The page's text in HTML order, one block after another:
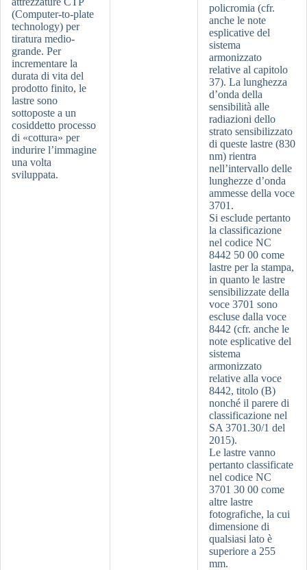
(Computer-to-plate
technology) per
tiratura medio-
grande. Per
incrementare la
durata di vita del
prodotto finito, le
lastre sono
sottoposte a un
cosiddetto processo
di «cottura» per
indurire l’immagine
una volta
sviluppata.
policromia (cfr.
anche le note
esplicative del
sistema
armonizzato
relative al capitolo
37). La lunghezza
d’onda della
sensibilità alle
radiazioni dello
strato sensibilizzato
di queste lastre (830
nm) rientra
nell’intervallo delle
lunghezze d’onda
ammesse della voce
3701.
Si esclude pertanto
la classificazione
nel codice NC
8442 50 00 come
lastre per la stampa,
in quanto le lastre
sensibilizzate della
voce 3701 sono
escluse dalla voce
8442 (cfr. anche le
note esplicative del
sistema
armonizzato
relative alla voce
8442, titolo (B)
nonché il parere di
classificazione nel
SA 3701.30/1 del
2015).
Le lastre vanno
pertanto classificate
nel codice NC
3701 30 00 come
altre lastre
fotografiche, la cui
dimensione di
qualsiasi lato è
superiore a 255
mm.